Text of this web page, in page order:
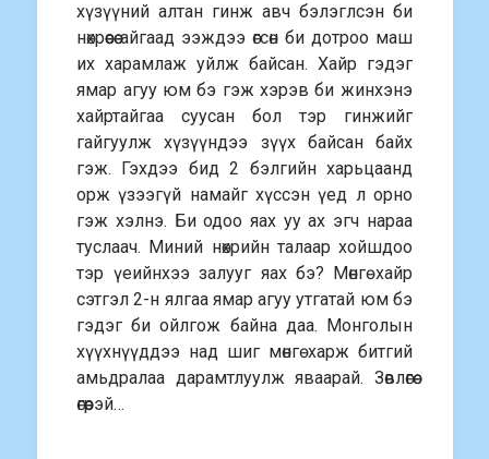
хүзүүний алтан гинж авч бэлэглсэн би
нөхрөөсөө айгаад ээждээ өгсөн би дотроо маш
их харамлаж уйлж байсан. Хайр гэдэг
ямар агуу юм бэ гэж хэрэв би жинхэнэ
хайртайгаа суусан бол тэр гинжийг
гайгуулж хүзүүндээ зүүх байсан байх
гэж. Гэхдээ бид 2 бэлгийн харьцаанд
орж үзээгүй намайг хүссэн үед л орно
гэж хэлнэ. Би одоо яах уу ах эгч нараа
туслаач. Миний нөхрийн талаар хойшдоо
тэр үеийнхээ залууг яах бэ? Мөнгө хайр
сэтгэл 2-н ялгаа ямар агуу утгатай юм бэ
гэдэг би ойлгож байна даа. Монголын
хүүхнүүддээ над шиг мөнгө харж битгий
амьдралаа дарамтлуулж яваарай. Зөвлөгөө
өгөөрэй…